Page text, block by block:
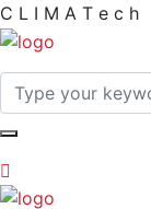
C L I M A T e c h